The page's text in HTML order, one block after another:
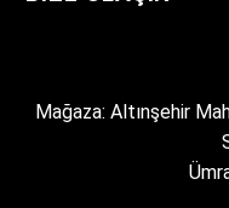
Mağaza: Altınşehir